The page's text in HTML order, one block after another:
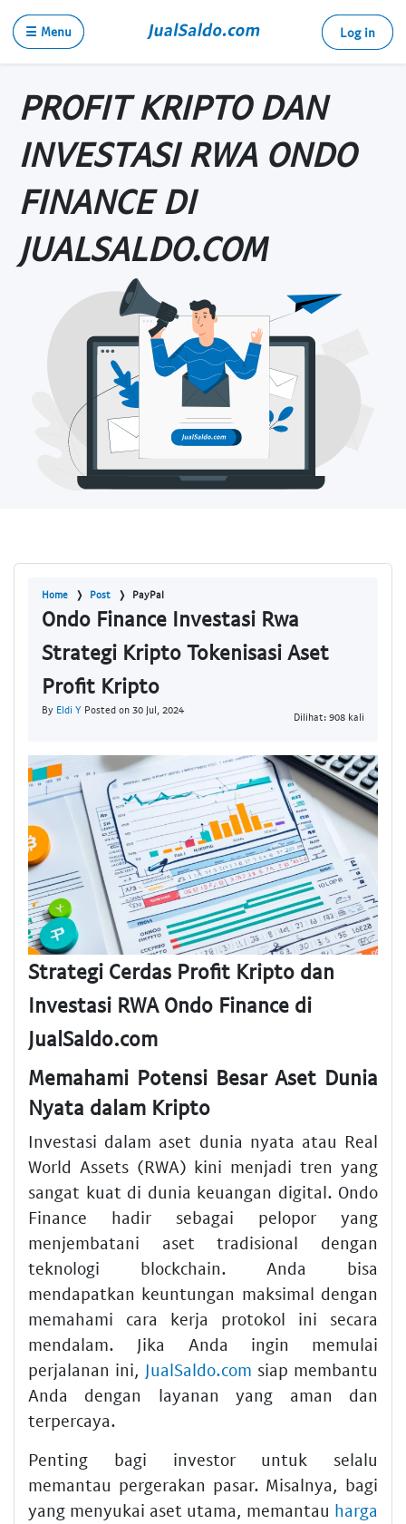
☰ Menu Log in
PROFIT KRIPTO DAN
INVESTASI RWA ONDO
FINANCE DI
JUALSALDO.COM
Home Post PayPal
Ondo Finance Investasi Rwa
Strategi Kripto Tokenisasi Aset
Profit Kripto
By Eldi Y Posted on 30 Jul, 2024
Dilihat: 908 kali
Strategi Cerdas Profit Kripto dan
Investasi RWA Ondo Finance di
JualSaldo.com
Memahami Potensi Besar Aset Dunia
Nyata dalam Kripto
Investasi dalam aset dunia nyata atau Real
World Assets (RWA) kini menjadi tren yang
sangat kuat di dunia keuangan digital. Ondo
Finance hadir sebagai pelopor yang
menjembatani aset tradisional dengan
teknologi blockchain. Anda bisa
mendapatkan keuntungan maksimal dengan
memahami cara kerja protokol ini secara
mendalam. Jika Anda ingin memulai
perjalanan ini, JualSaldo.com siap membantu
Anda dengan layanan yang aman dan
terpercaya.
Penting bagi investor untuk selalu
memantau pergerakan pasar. Misalnya, bagi
yang menyukai aset utama, memantau harga